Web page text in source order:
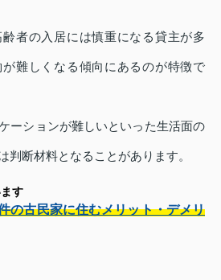
者の入居には慎重になる貸主が多
が難しくなる傾向にあるのが特徴で
ーションが難しいといった生活面の
判断材料となることがあります。
す
の古民家に住むメリット・デメリ